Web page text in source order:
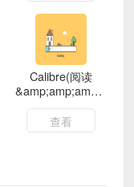
Calibre(阅读
&amp;amp;amp;amp;
转换)v7.15.0便携
版
查看